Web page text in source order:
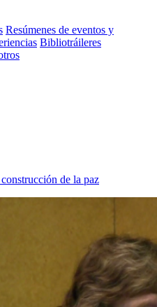
Resúmenes de eventos y
Bibliotráileres
de la paz